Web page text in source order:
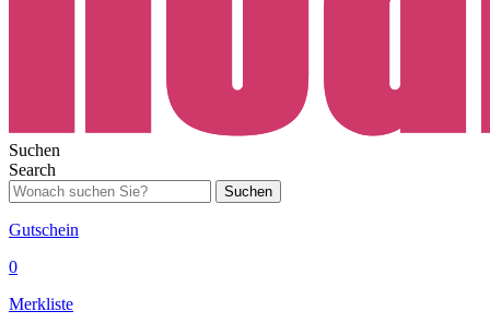
Suchen
Search
Suchen
Gutschein
0
Merkliste